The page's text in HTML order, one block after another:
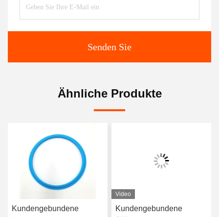
Senden Sie
Ähnliche Produkte
Kundengebundene
Video
Kundengebundene